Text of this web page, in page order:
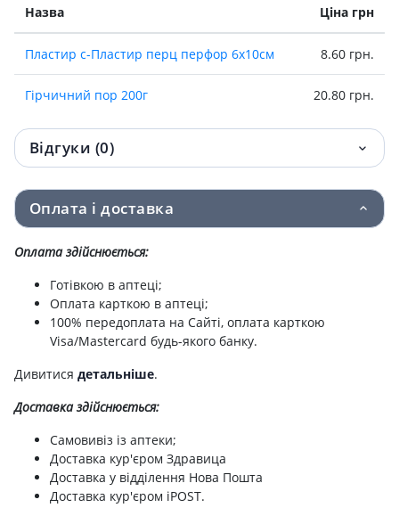
Назва Ціна грн
Пластир с-Пластир перц перфор 6х10см 8.60 грн.
Гiрчичний пор 200г 20.80 грн.
Відгуки (0)
Оплата і доставка
Оплата здійснюється:
Готівкою в аптеці;
Оплата карткою в аптеці;
100% передоплата на Сайті, оплата карткою
Visa/Mastercard будь-якого банку.
Дивитися детальніше.
Доставка здійснюється:
Самовивіз із аптеки;
Доставка кур'єром Здравица
Доставка у відділення Нова Пошта
Доставка кур'єром iPOST.